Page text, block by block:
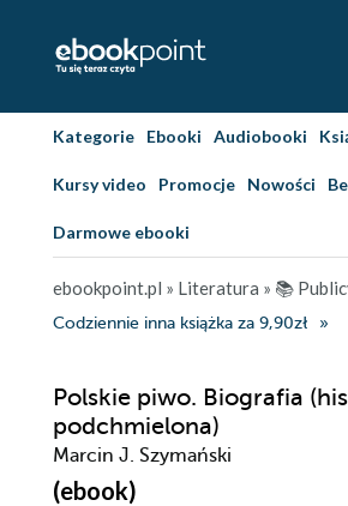
Kategorie Ebooki Audiobooki
Kursy video Promocje Nowości
Darmowe ebooki
ebookpoint.pl » Literatura » 📚
Codziennie inna książka za 9,90zł
Polskie piwo. Biografia
podchmielona)
Marcin J. Szymański
(ebook)